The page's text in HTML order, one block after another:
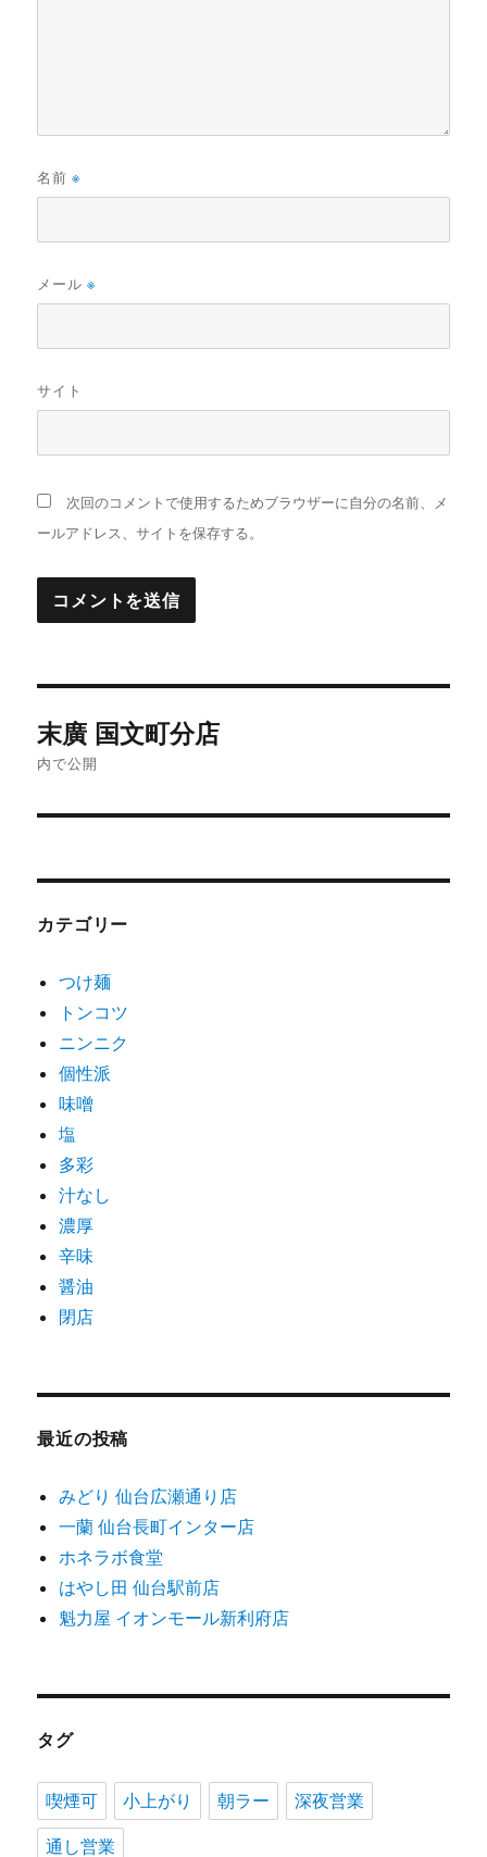
名前※
メール※
サイト
次回のコメントで使用するためブラウザーに自分の名前、メ
ールアドレス、サイトを保存する。
稿
ゲ
ー
シ
ン
末廣 国文町分店
内で公開
カテゴリー
つけ麺
トンコツ
ニンニク
個性派
味噌
塩
多彩
汁なし
濃厚
辛味
醤油
閉店
最近の投稿
みどり 仙台広瀬通り店
一蘭 仙台長町インター店
ホネラボ食堂
はやし田 仙台駅前店
魁力屋 イオンモール新利府店
タグ
喫煙可 小上がり 朝ラー 深夜営業
通し営業